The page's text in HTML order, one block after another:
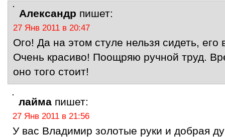
Александр пишет:
27 Янв 2011 в 20:47
Ого! Да на этом стуле нельзя сидеть, его
Очень красиво! Поощряю ручной труд.
оно того стоит!
лайма пишет:
27 Янв 2011 в 21:56
У вас Владимир золотые руки и добрая